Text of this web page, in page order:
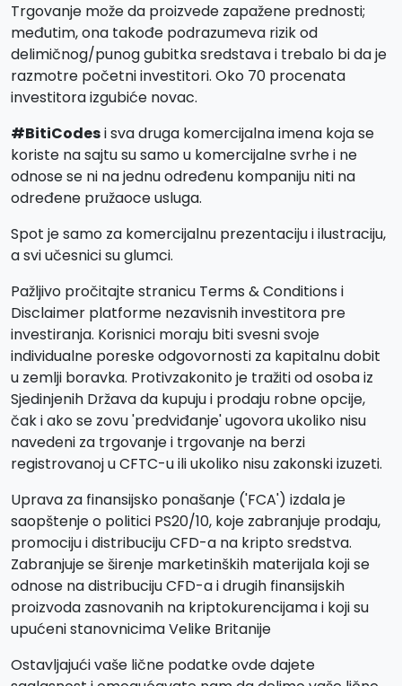
Trgovanje može da proizvede zapažene prednosti;
međutim, ona takođe podrazumeva rizik od
delimičnog/punog gubitka sredstava i trebalo bi da je
razmotre početni investitori. Oko 70 procenata
investitora izgubiće novac.
#BitiCodesi sva druga komercijalna imena koja se
koriste na sajtu su samo u komercijalne svrhe i ne
odnose se ni na jednu određenu kompaniju niti na
određene pružaoce usluga.
Spot je samo za komercijalnu prezentaciju i ilustraciju,
a svi učesnici su glumci.
Pažljivo pročitajte stranicu Terms & Conditions i
Disclaimer platforme nezavisnih investitora pre
investiranja. Korisnici moraju biti svesni svoje
individualne poreske odgovornosti za kapitalnu dobit
u zemlji boravka. Protivzakonito je tražiti od osoba iz
Sjedinjenih Država da kupuju i prodaju robne opcije,
čak i ako se zovu 'predviđanje' ugovora ukoliko nisu
navedeni za trgovanje i trgovanje na berzi
registrovanoj u CFTC-u ili ukoliko nisu zakonski izuzeti.
Uprava za finansijsko ponašanje ('FCA') izdala je
saopštenje o politici PS20/10, koje zabranjuje prodaju,
promociju i distribuciju CFD-a na kripto sredstva.
Zabranjuje se širenje marketinških materijala koji se
odnose na distribuciju CFD-a i drugih finansijskih
proizvoda zasnovanih na kriptokurencijama i koji su
upućeni stanovnicima Velike Britanije
Ostavljajući vaše lične podatke ovde dajete